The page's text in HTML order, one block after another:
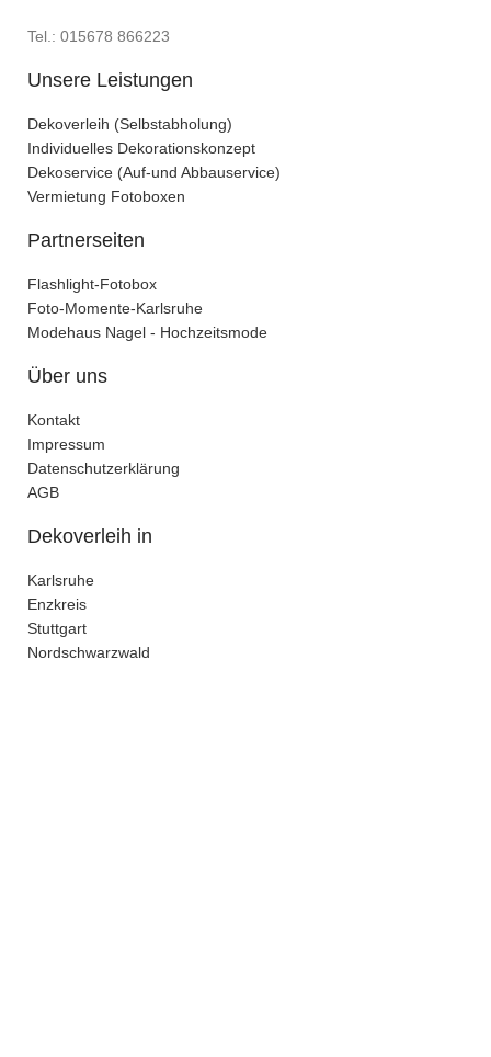
Tel.: 015678 866223
Unsere Leistungen
Dekoverleih (Selbstabholung)
Individuelles Dekorationskonzept
Dekoservice (Auf-und Abbauservice)
Vermietung Fotoboxen
Partnerseiten
Flashlight-Fotobox
Foto-Momente-Karlsruhe
Modehaus Nagel - Hochzeitsmode
Über uns
Kontakt
Impressum
Datenschutzerklärung
AGB
Dekoverleih in
Karlsruhe
Enzkreis
Stuttgart
Nordschwarzwald